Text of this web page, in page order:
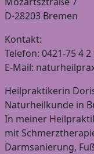
D-28203 Bremen
Kontakt:
Telefon: 0421-75 4 2
E-Mail:
Heilpraktikerin
Naturheilkunde in
In meiner
mit
Darmsanierung,